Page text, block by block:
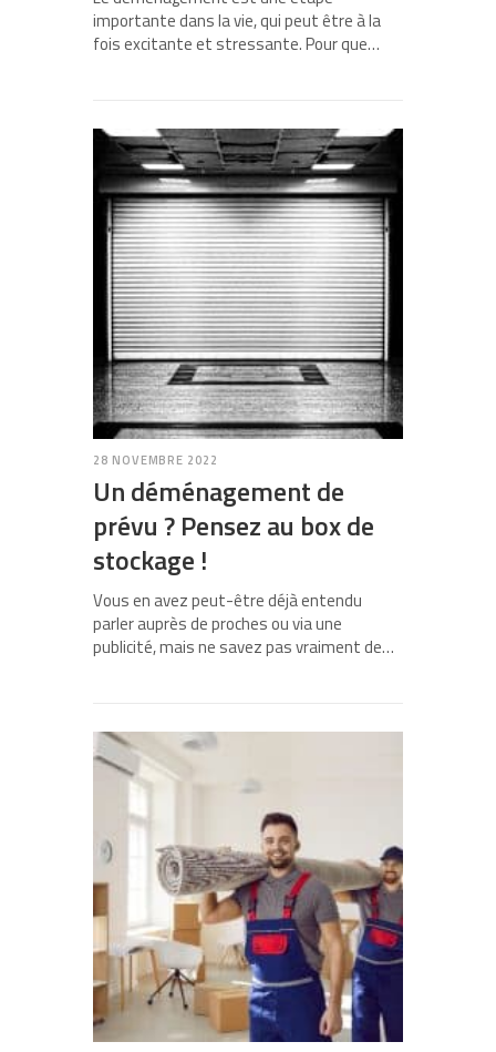
importante dans la vie, qui peut être à la
fois excitante et stressante. Pour que…
28 NOVEMBRE 2022
Un déménagement de
prévu ? Pensez au box de
stockage !
Vous en avez peut-être déjà entendu
parler auprès de proches ou via une
publicité, mais ne savez pas vraiment de…